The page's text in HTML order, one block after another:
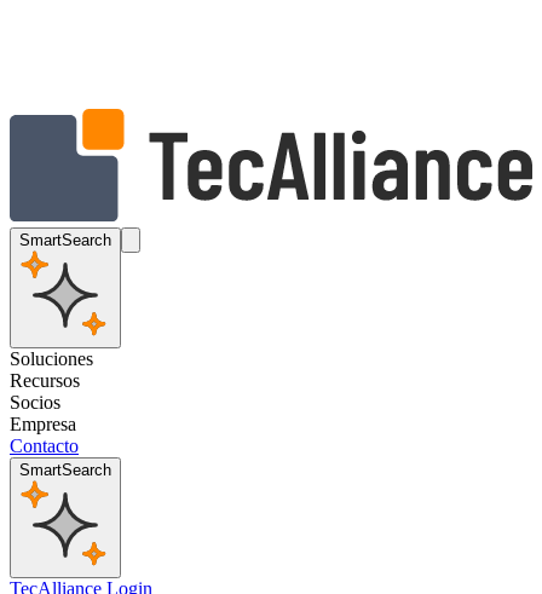
SmartSearch
Soluciones
Recursos
Socios
Empresa
Contacto
SmartSearch
TecAlliance Login